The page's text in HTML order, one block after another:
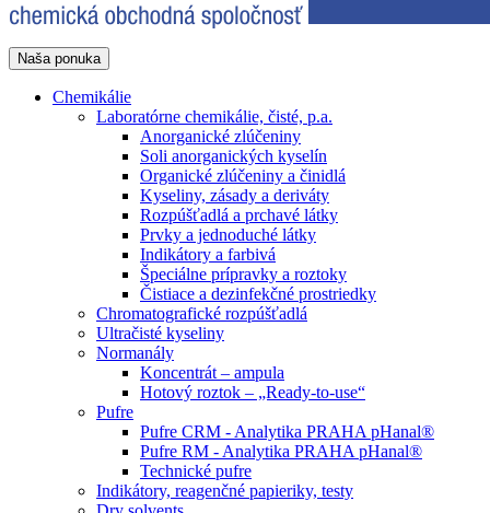
Naša ponuka
Chemikálie
Laboratórne chemikálie, čisté, p.a.
Anorganické zlúčeniny
Soli anorganických kyselín
Organické zlúčeniny a činidlá
Kyseliny, zásady a deriváty
Rozpúšťadlá a prchavé látky
Prvky a jednoduché látky
Indikátory a farbivá
Špeciálne prípravky a roztoky
Čistiace a dezinfekčné prostriedky
Chromatografické rozpúšťadlá
Ultračisté kyseliny
Normanály
Koncentrát – ampula
Hotový roztok – „Ready-to-use“
Pufre
Pufre CRM - Analytika PRAHA pHanal®
Pufre RM - Analytika PRAHA pHanal®
Technické pufre
Indikátory, reagenčné papieriky, testy